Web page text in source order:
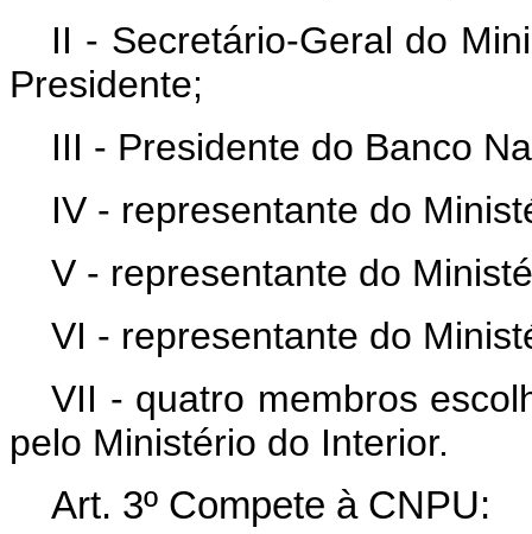
II - Secretário-Geral do
Presidente;
III - Presidente do Banco
IV - representante do
V - representante do
VI - representante do
VII - quatro membros
pelo Ministério do Interior.
Art. 3º Compete à CNPU: